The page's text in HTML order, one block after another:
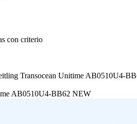
con criterio
Transocean Unitime AB0510U4-
AB0510U4-BB62 NEW